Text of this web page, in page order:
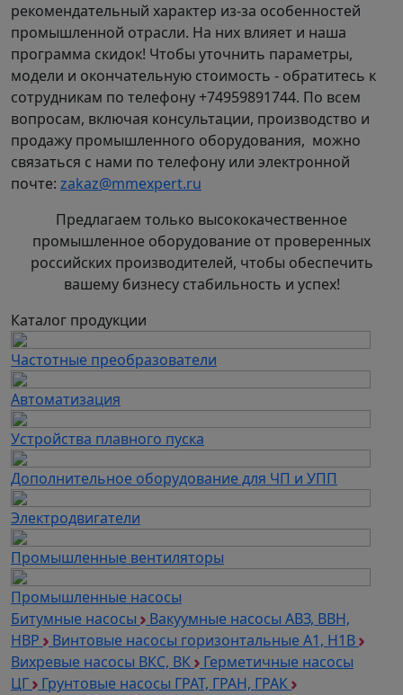
рекомендательный характер из-за особенностей
промышленной отрасли. На них влияет и наша
программа скидок! Чтобы уточнить параметры,
модели и окончательную стоимость - обратитесь к
сотрудникам по телефону +74959891744. По всем
вопросам, включая консультации, производство и
продажу промышленного оборудования, можно
связаться с нами по телефону или электронной
почте: zakaz@mmexpert.ru
Предлагаем только высококачественное
промышленное оборудование от проверенных
российских производителей, чтобы обеспечить
вашему бизнесу стабильность и успех!
Каталог продукции
Частотные преобразователи
Автоматизация
Устройства плавного пуска
Дополнительное оборудование для ЧП и УПП
Электродвигатели
Промышленные вентиляторы
Промышленные насосы
Битумные насосы
Вакуумные насосы АВЗ, ВВН,
НВР
Винтовые насосы горизонтальные А1, Н1В
Вихревые насосы ВКС, ВК
Герметичные насосы
ЦГ
Грунтовые насосы ГРАТ, ГРАН, ГРАК